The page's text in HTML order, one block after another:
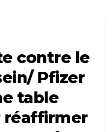
contre le
Pfizer
table
réaffirmer